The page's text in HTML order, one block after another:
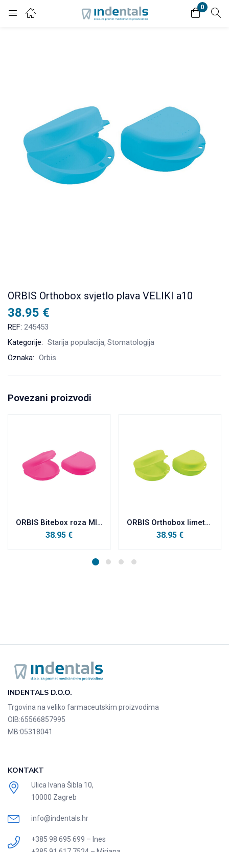
0
Login
Remember me Lost password?
ORBIS Orthobox svjetlo plava VELIKI a10
38.95 €
REF: 245453
Kategorije: Starija populacija Stomatologija
Oznaka: Orbis
Povezani proizvodi
ORBIS Bitebox roza MINI
38.95 €
ORBIS Orthobox limeta VELIKI a10
38.95 €
INDENTALS D.O.O.
Trgovina na veliko farmaceutskim proizvodima
OIB:65566857995
MB:05318041
KONTAKT
Ulica Ivana Šibla 10,
10000 Zagreb
info@indentals.hr
+385 98 695 699 – Ines